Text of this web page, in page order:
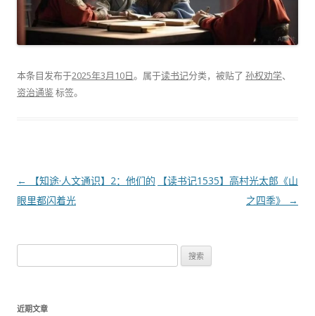
本条目发布于2025年3月10日。属于读书记分类，被贴了 孙权劝学、
资治通鉴标签。
文
章
←
【知途·人文通识】2：他们的
眼里都闪着光
【读书记1535】高村光太郎《山
之四季》
→
索
近期文章